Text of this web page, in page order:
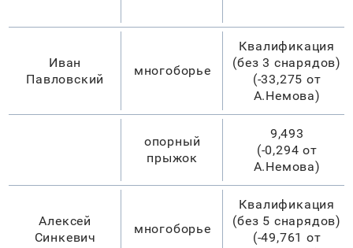
Иван
Павловский
многоборье
Квалификация
(без 3 снарядов)
(-33,275 от
А.Немова)
опорный
прыжок
9,493
(-0,294 от
А.Немова)
Алексей
Синкевич
многоборье
Квалификация
(без 5 снарядов)
(-49,761 от